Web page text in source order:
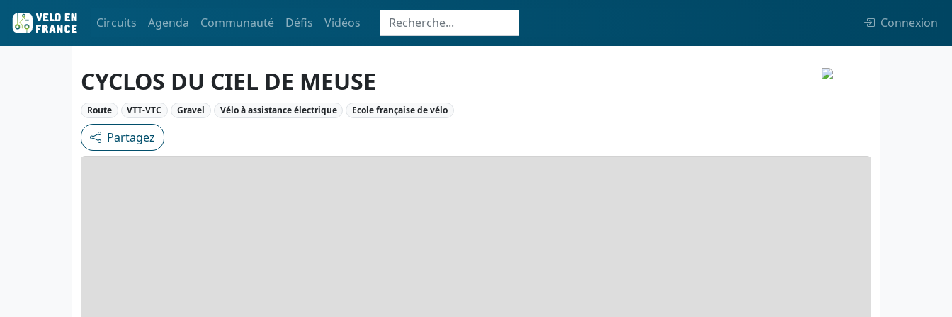
Circuits Agenda Communauté Défis Vidéos Connexion
CYCLOS DU CIEL DE MEUSE
Route VTT-VTC Gravel Vélo à assistance électrique Ecole française de vélo
Partagez